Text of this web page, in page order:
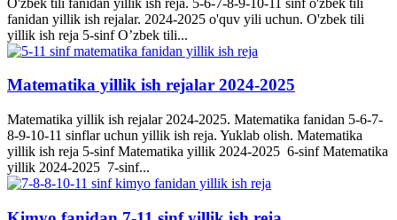
fanidan yillik ish rejalar. 2024-2025 o'quv yili uchun. O'zbek tili
yillik ish reja 5-sinf O’zbek tili...
Matematika yillik ish rejalar 2024-2025
Matematika yillik ish rejalar 2024-2025. Matematika fanidan 5-6-7-
8-9-10-11 sinflar uchun yillik ish reja. Yuklab olish. Matematika
yillik ish reja 5-sinf Matematika yillik 2024-2025 6-sinf Matematika
yillik 2024-2025 7-sinf...